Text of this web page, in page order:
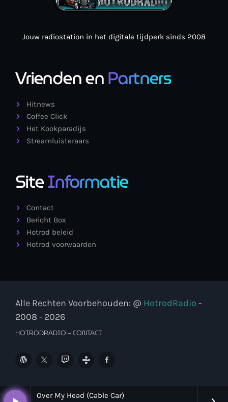
Over My Head (Cable Car)
Jouw radiostation in het digitale tijdperk sinds 2008
Vrienden enPartners
Hitnews
Coffee Click
Het Kookparadijs
Streamluisteraars
SiteInformatie
Contact
Bericht Box
Hotrod beleid
Hotrod voorwaarden
Alle Rechten Voorbehouden: @ HotrodRadio -
2008 - 2026
HOTRODRADIO – CONTACT